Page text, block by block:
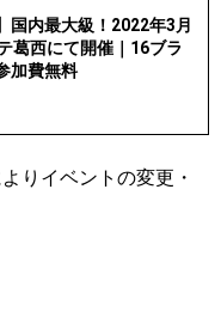
国内最大級！2022年3月
葛西にて開催｜16ブラ
加費無料
りイベントの変更・